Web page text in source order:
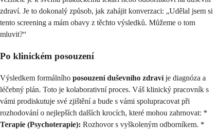
zdraví. Je to dokonalý způsob, jak zahájit konverzaci: „Udělal jsem si
tento screening a mám obavy z těchto výsledků. Můžeme o tom
mluvit?“
Po klinickém posouzení
Výsledkem formálního posouzení duševního zdravíje diagnóza a
léčebný plán. Toto je kolaborativní proces. Váš klinický pracovník s
vámi prodiskutuje své zjištění a bude s vámi spolupracovat při
rozhodování o nejlepších dalších krocích, které mohou zahrnovat: *
Terapie (Psychoterapie): Rozhovor s vyškoleným odborníkem. *